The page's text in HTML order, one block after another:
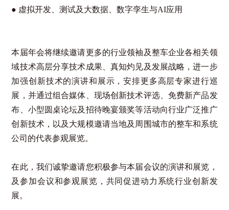
● 虚拟开发、测试及大数据、数字孪生与AI应用
本届年会将继续邀请更多的行业领袖及整车企业各相关领
域技术高层分享技术成果、真知灼见及发展战略，进一步
加强创新技术的演讲和展示，安排更多高层专家进行巡
展，并通过组合媒体、现场创新技术评选、免费新产品发
布、小型圆桌论坛及招待晚宴颁奖等活动向行业广泛推广
创新技术，以及大规模邀请当地及周围城市的整车和系统
公司的代表参观展览。
在此，我们诚挚邀请您积极参与本届会议的演讲和展览，
及参加会议和参观展览，共同促进动力系统行业创新发
展。